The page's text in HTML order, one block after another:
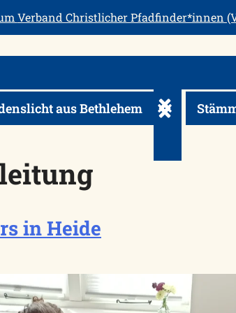
Verband Christlicher Pfadfinder*innen
ausklappenaus Bethlehem Untermenü
in Heide